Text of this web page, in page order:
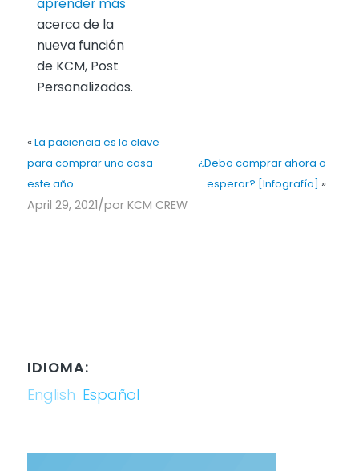
aprender más
acerca de la
nueva función
de KCM, Post
Personalizados.
« La paciencia es la clave
para comprar una casa
este año
¿Debo comprar ahora o
esperar? [Infografía] »
April 29, 2021/por KCM CREW
IDIOMA:
English Español